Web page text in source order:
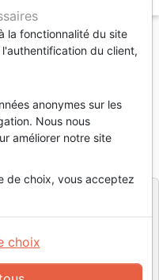
politique
la fonctionnalité du site
du client,
anonymes sur les
Nous nous
améliorer notre site
de choix, vous acceptez
choix